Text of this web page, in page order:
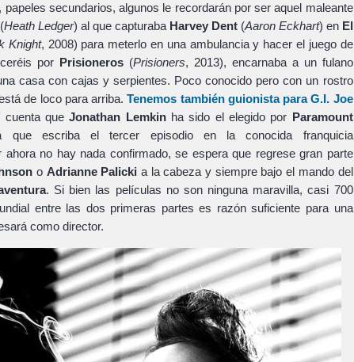
papeles secundarios, algunos le recordarán por ser aquel maleante
Heath Ledger) al que capturaba Harvey Dent(Aaron Eckhart) en El
Knight, 2008) para meterlo en una ambulancia y hacer el juego de
por Prisioneros(Prisioners, 2013), encarnaba a un fulano
casa con cajas y serpientes. Poco conocido pero con un rostro
de loco para arriba.Tenemos también guionista paraG.I. Joe
cuenta queJonathan Lemkinha sido el elegido por Paramount
que escriba el tercer episodio en la conocida franquicia
ahora no hay nada confirmado, se espera que regrese gran parte
o Adrianne Palicki a la cabeza y siempre bajo el mando del
. Si bien las películas no son ninguna maravilla, casi 700
entre las dos primeras partes es razón suficiente para una
como director.